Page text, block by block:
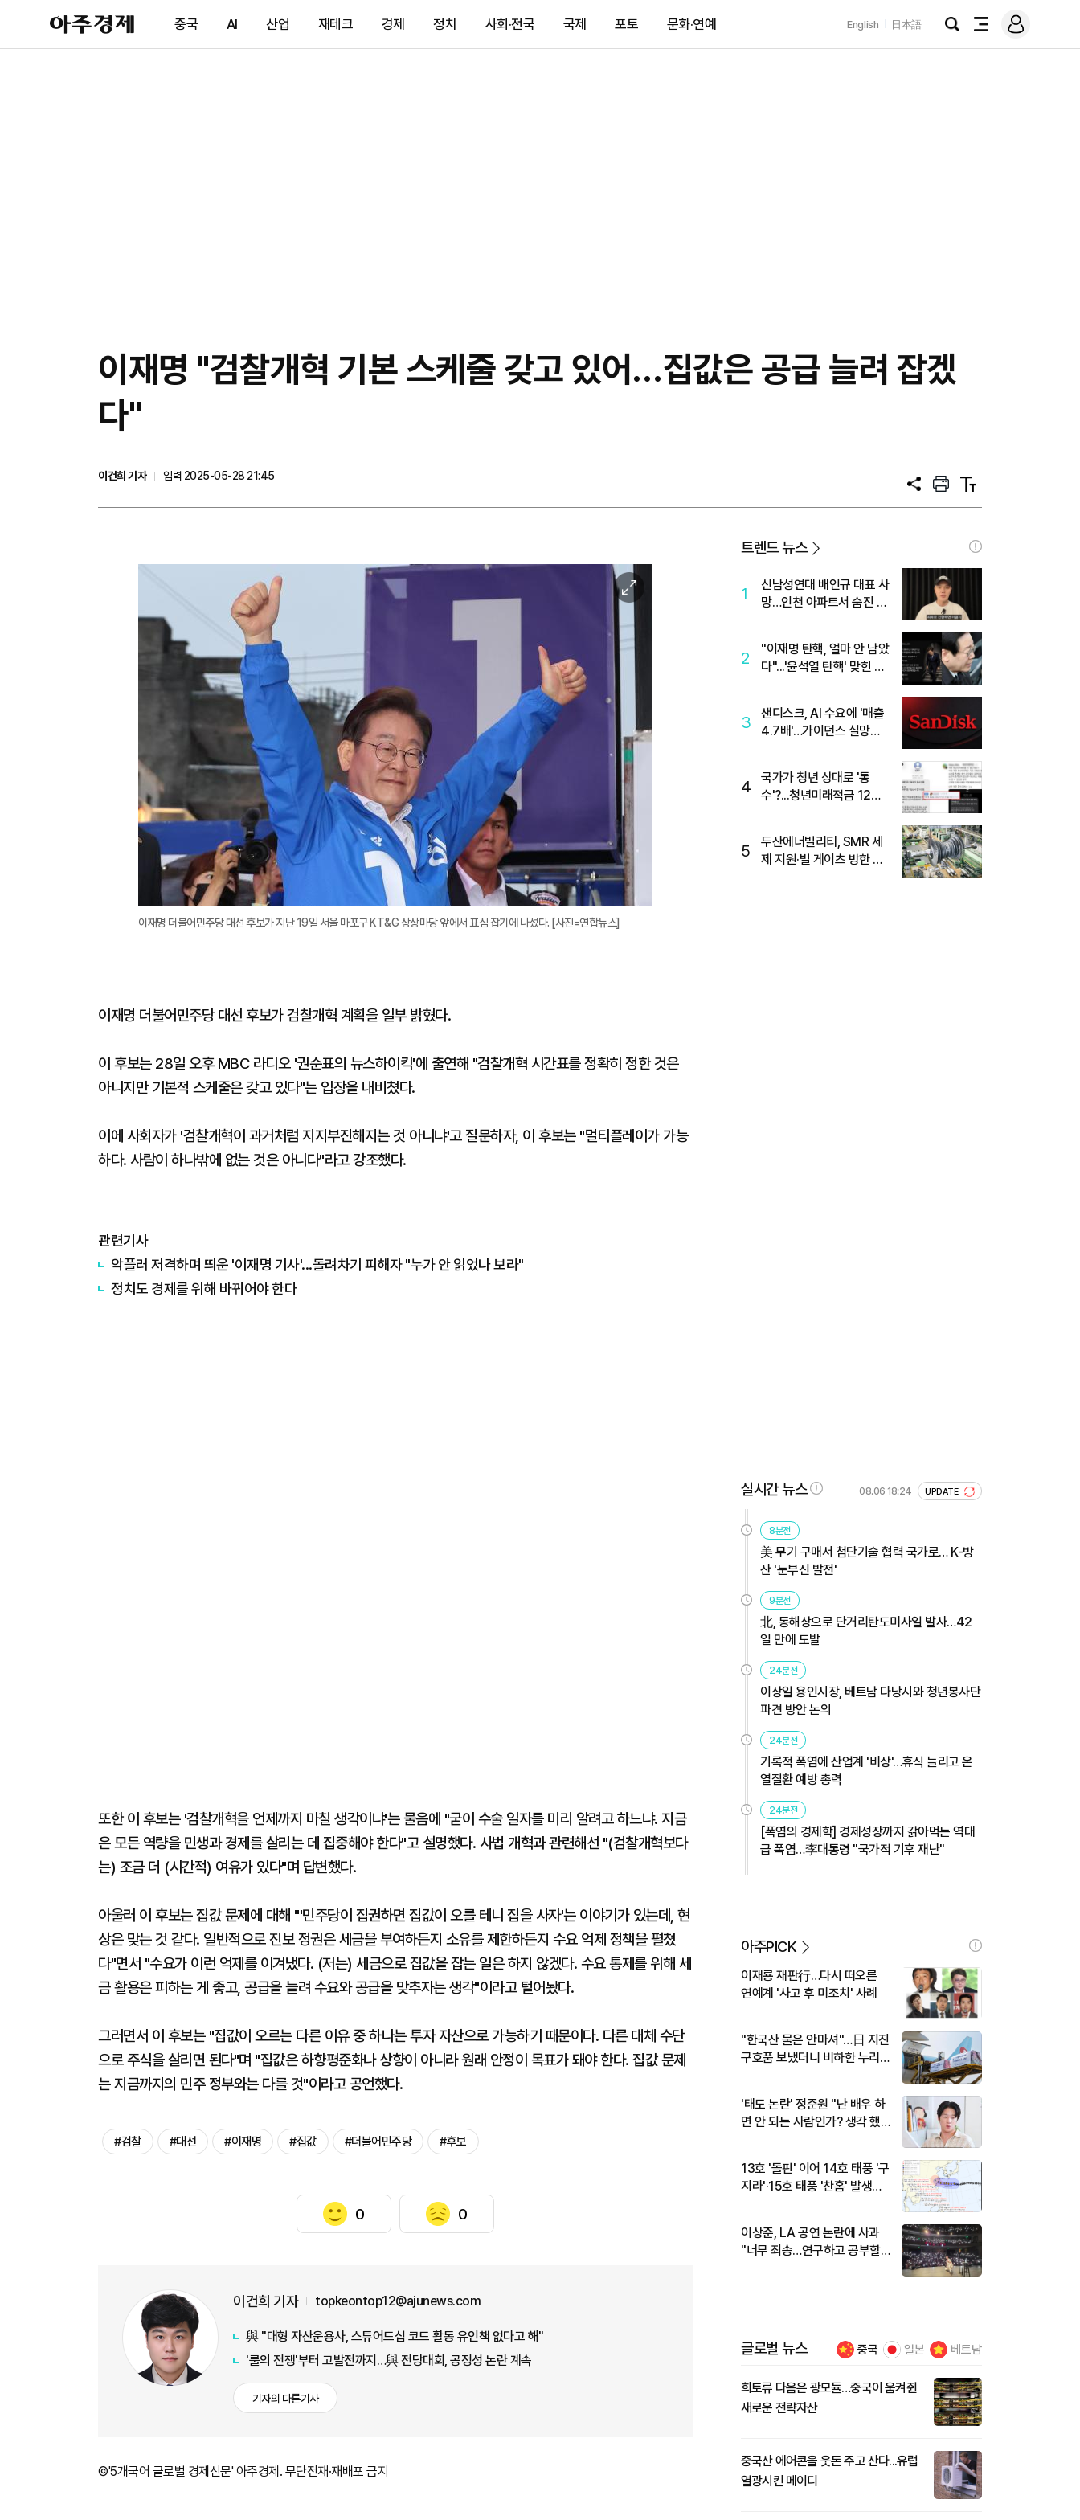
아
주
제
중국 AI 산업 재테크 경제 정치 사회·전국 국제 포토 문화·연예 English 日本語
검
전
메
그
이재명 "검찰개혁 기본 스케줄 갖고 있어…집값은 공급 늘려 잡겠
다"
이건희 기자
입력 2025-05-28 21:45
공
프
트
텍
트
이
미
지
확
대
이재명 더불어민주당 대선 후보가 지난 19일 서울 마포구 KT&G 상상마당 앞에서 표심 잡기에 나섰다. [사진=연합뉴스]
이재명 더불어민주당 대선 후보가 검찰개혁 계획을 일부 밝혔다.
이 후보는 28일 오후 MBC 라디오 '권순표의 뉴스하이킥'에 출연해 "검찰개혁 시간표를 정확히 정한 것은
아니지만 기본적 스케줄은 갖고 있다"는 입장을 내비쳤다.
이에 사회자가 '검찰개혁이 과거처럼 지지부진해지는 것 아니냐'고 질문하자, 이 후보는 "멀티플레이가 가능
하다. 사람이 하나밖에 없는 것은 아니다"라고 강조했다.
관련기사
악플러 저격하며 띄운 '이재명 기사'...돌려차기 피해자 "누가 안 읽었나 보라"
정치도 경제를 위해 바뀌어야 한다
또한 이 후보는 '검찰개혁을 언제까지 마칠 생각이냐'는 물음에 "굳이 수술 일자를 미리 알려고 하느냐. 지금
은 모든 역량을 민생과 경제를 살리는 데 집중해야 한다"고 설명했다. 사법 개혁과 관련해선 "(검찰개혁보다
는) 조금 더 (시간적) 여유가 있다"며 답변했다.
아울러 이 후보는 집값 문제에 대해 "'민주당이 집권하면 집값이 오를 테니 집을 사자'는 이야기가 있는데, 현
상은 맞는 것 같다. 일반적으로 진보 정권은 세금을 부여하든지 소유를 제한하든지 수요 억제 정책을 펼쳤
다"면서 "수요가 이런 억제를 이겨냈다. (저는) 세금으로 집값을 잡는 일은 하지 않겠다. 수요 통제를 위해 세
금 활용은 피하는 게 좋고, 공급을 늘려 수요와 공급을 맞추자는 생각"이라고 털어놨다.
그러면서 이 후보는 "집값이 오르는 다른 이유 중 하나는 투자 자산으로 가능하기 때문이다. 다른 대체 수단
으로 주식을 살리면 된다"며 "집값은 하향평준화나 상향이 아니라 원래 안정이 목표가 돼야 한다. 집값 문제
는 지금까지의 민주 정부와는 다를 것"이라고 공언했다.
#검찰 #대선 #이재명 #집값 #더불어민주당 #후보
0 0
이건희 기자 topkeontop12@ajunews.com
與 "대형 자산운용사, 스튜어드십 코드 활동 유인책 없다고 해"
'룰의 전쟁'부터 고발전까지…與 전당대회, 공정성 논란 계속
기자의 다른기사
©'5개국어 글로벌 경제신문' 아주경제. 무단전재·재배포 금지
트렌드 뉴스
1
신남성연대 배인규 대표 사
망…인천 아파트서 숨진 채
2
"이재명 탄핵, 얼마 안 남았
다"...'윤석열 탄핵' 맞힌 무
3
샌디스크, AI 수요에 '매출
4.7배'…가이던스 실망에
4
국가가 청년 상대로 '통
수'?...청년미래적금 12%
5
두산에너빌리티, SMR 세
제 지원·빌 게이츠 방한 기
실시간 뉴스 08.06 18:24 UPDATE
8분전
美 무기 구매서 첨단기술 협력 국가로… K-방
산 '눈부신 발전'
9분전
北, 동해상으로 단거리탄도미사일 발사…42
일 만에 도발
24분전
이상일 용인시장, 베트남 다낭시와 청년봉사단
파견 방안 논의
24분전
기록적 폭염에 산업계 '비상'…휴식 늘리고 온
열질환 예방 총력
24분전
[폭염의 경제학] 경제성장까지 갉아먹는 역대
급 폭염…李대통령 "국가적 기후 재난"
아주PICK
이재룡 재판行…다시 떠오른
연예계 '사고 후 미조치' 사례
"한국산 물은 안마셔"…日 지진
구호품 보냈더니 비하한 누리
'태도 논란' 정준원 "난 배우 하
면 안 되는 사람인가? 생각 했
13호 '돌핀' 이어 14호 태풍 '구
지라'·15호 태풍 '찬홈' 발생…
이상준, LA 공연 논란에 사과
"너무 죄송…연구하고 공부할
글로벌 뉴스 중국 일본 베트남
희토류 다음은 광모듈…중국이 움켜쥔
새로운 전략자산
중국산 에어콘을 웃돈 주고 산다...유럽
열광시킨 메이디